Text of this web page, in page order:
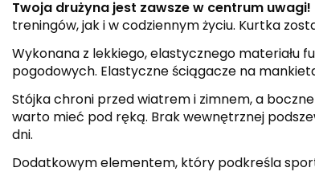
Twoja drużyna jest zawsze w centrum uwagi!
treningów, jak i w codziennym życiu. Kurtka
Wykonana z lekkiego, elastycznego materiału
pogodowych. Elastyczne ściągacze na
Stójka chroni przed wiatrem i zimnem, a
warto mieć pod ręką. Brak wewnętrznej
dni.
Dodatkowym elementem, który podkreśla